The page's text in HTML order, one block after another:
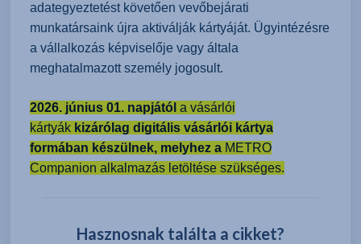
adategyeztetést követően vevőbejárati
munkatársaink újra aktiválják kártyáját. Ügyintézésre
a vállalkozás képviselője vagy általa
meghatalmazott személy jogosult.
2026. június 01. napjától a vásárlói
kártyák kizárólag digitális vásárlói kártya
formában készülnek, melyhez a METRO
Companion alkalmazás letöltése szükséges.
Hasznosnak találta a cikket?